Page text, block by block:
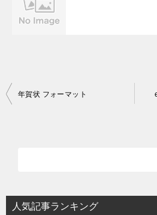
投
シ
年賀状 フォーマット
人気記事ランキング